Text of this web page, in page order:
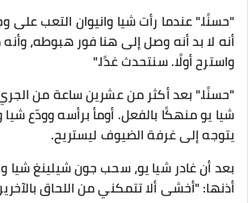
"حسنًا." عندما رأت شيا وانيوان التعب على
أنه لا بد أنه وصل إلى هنا فور هبوطه،
واسترح أولًا. سنتحدث غدًا."
"حسنًا." بعد أكثر من عشرين ساعة من
شيا يو منهكًا بالفعل. أومأ برأسه وودّع شيا
يتوجه إلى غرفة الضيوف ليستريح.
بعد أن غادر شيا يو، سحب جون شيلينغ
أذنها: "أخشى ألا تتمكني من اللحاق